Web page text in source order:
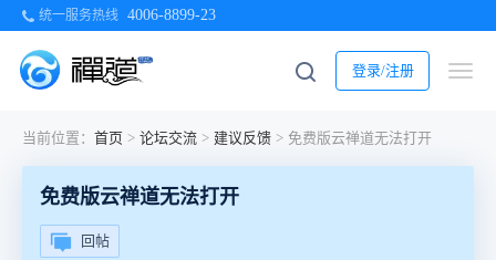
统一服务热线 4006-8899-23
登录/注册
当前位置： 首页 > 论坛交流 > 建议反馈 > 免费版云禅道无法打开
免费版云禅道无法打开
回帖